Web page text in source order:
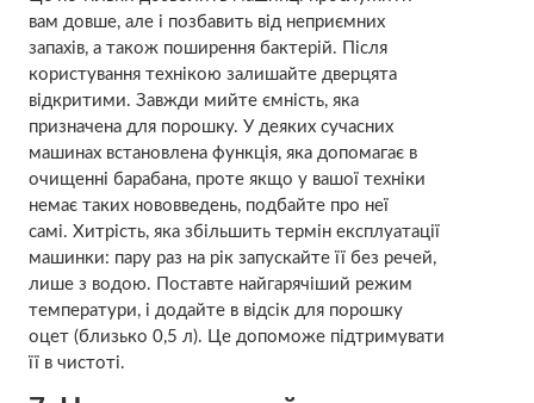
вам довше, але і позбавить від неприємних
запахів, а також поширення бактерій. Після
користування технікою залишайте дверцята
відкритими. Завжди мийте ємність, яка
призначена для порошку. У деяких сучасних
машинах встановлена ​​функція, яка допомагає в
очищенні барабана, проте якщо у вашої техніки
немає таких нововведень, подбайте про неї
самі. Хитрість, яка збільшить термін експлуатації
машинки: пару раз на рік запускайте її без речей,
лише з водою. Поставте найгарячіший режим
температури, і додайте в відсік для порошку
оцет (близько 0,5 л). Це допоможе підтримувати
її в чистоті.